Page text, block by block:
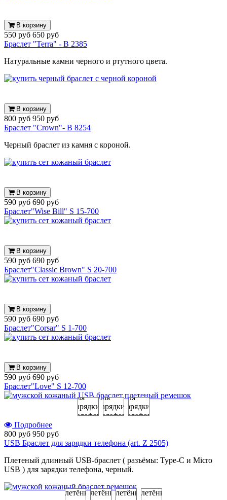
В корзину
550 руб 650 руб
Браслет "Terra" - B 2385
Натуральные камни черного и ртутного цвета.
В корзину
800 руб 950 руб
Браслет "Crown"- B 8254
Черный браслет из камня с короной.
В корзину
590 руб 690 руб
Браслет"Wise Bill" S 15-700
В корзину
590 руб 690 руб
Браслет"Сlassic Brown" S 20-700
В корзину
590 руб 690 руб
Браслет"Corsar" S 1-700
В корзину
590 руб 690 руб
Браслет"Love" S 12-700
Подробнее
800 руб 950 руб
USB Браслет для зарядки телефона (art. Z 2505)
Плетеный длинный USB-браслет ( разъёмы: Type-С и Micro
USB ) для зарядки телефона, черный.